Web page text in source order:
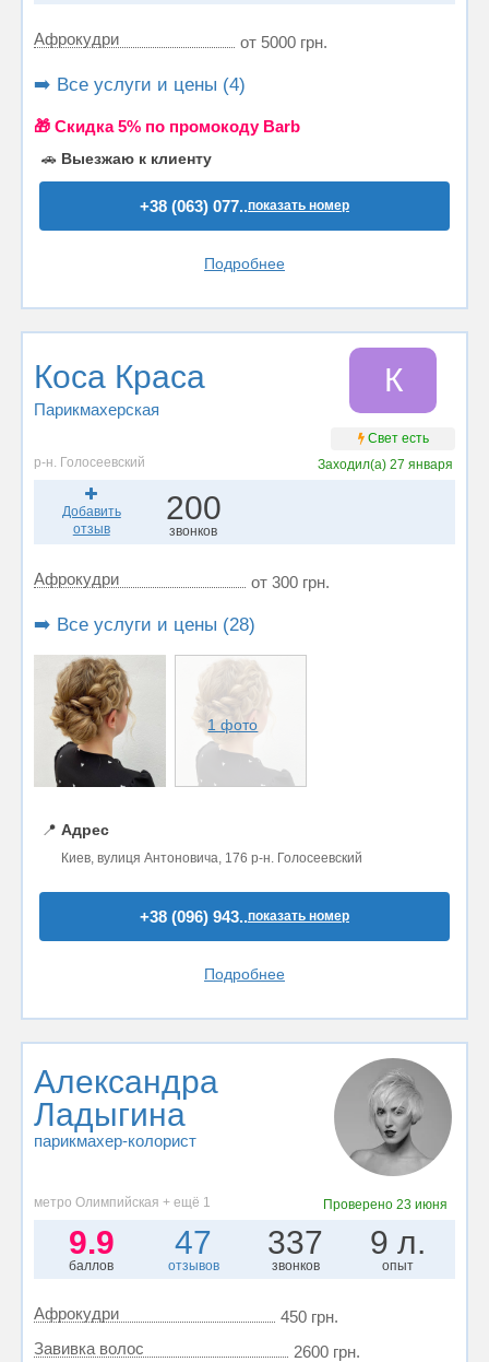
Афрокудри от 5000 грн.
➡️ Все услуги и цены (4)
🎁 Cкидка 5% по промокоду Barb
🚗 Выезжаю к клиенту
+38 (063) 077..показать номер
Подробнее
Коса Краса
Парикмахерская
К
Свет есть
р-н. Голосеевский
Заходил(а) 27 января
Добавить
отзыв
200
звонков
Афрокудри от 300 грн.
➡️ Все услуги и цены (28)
1 фото
📍 Адрес
Киев, вулиця Антоновича, 176 р-н. Голосеевский
+38 (096) 943..показать номер
Подробнее
Александра
Ладыгина
парикмахер-колорист
метро Олимпийская + ещё 1 Проверено 23 июня
9.9
баллов
47
отзывов
337
звонков
9 л.
опыт
Афрокудри
450 грн.
Завивка волос
2600 грн.